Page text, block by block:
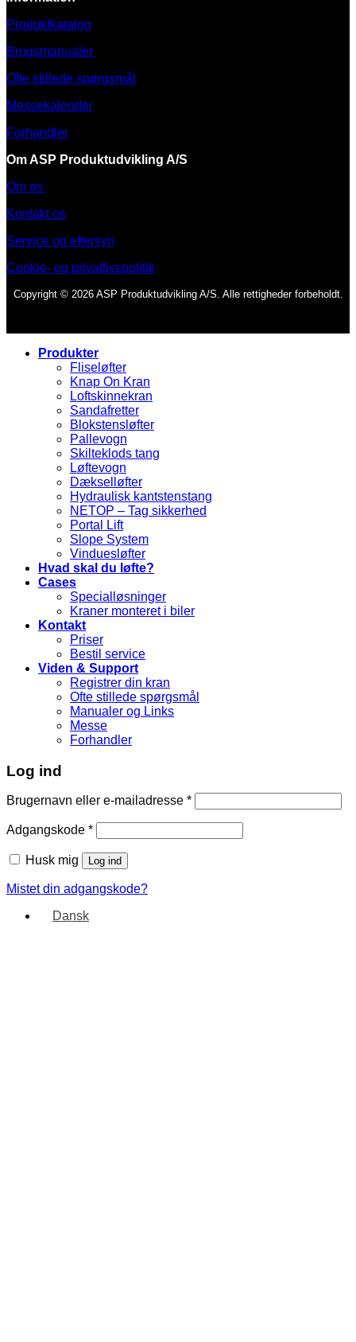
Produktkatalog
Brugsmanualer
Ofte stillede spørgsmål
Messekalender
Forhandler
Om ASP Produktudvikling A/S
Om os
Kontakt os
Service og eftersyn
Cookie- og privatlivspolitik
Copyright © 2026 ASP Produktudvikling A/S. Alle rettigheder forbeholdt.
Produkter
Fliseløfter
Knap On Kran
Loftskinnekran
Sandafretter
Blokstensløfter
Pallevogn
Skilteklods tang
Løftevogn
Dækselløfter
Hydraulisk kantstenstang
NETOP – Tag sikkerhed
Portal Lift
Slope System
Vinduesløfter
Hvad skal du løfte?
Cases
Specialløsninger
Kraner monteret i biler
Kontakt
Priser
Bestil service
Viden & Support
Registrer din kran
Ofte stillede spørgsmål
Manualer og Links
Messe
Forhandler
Log ind
Brugernavn eller e-mailadresse *
Adgangskode *
Husk mig Log ind
Mistet din adgangskode?
Dansk